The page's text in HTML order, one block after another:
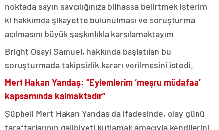
noktada sayın savcılığınıza bilhassa belirtmek isterim
ki hakkımda şikayette bulunulması ve soruşturma
açılmasını büyük şaşkınlıkla karşılamaktayım.
Bright Osayi Samuel, hakkında başlatılan bu
soruşturmada takipsizlik kararı verilmesini istedi.
Mert Hakan Yandaş: “Eylemlerim ‘meşru müdafaa’
kapsamında kalmaktadır”
Şüpheli Mert Hakan Yandaş da ifadesinde, olay günü
taraftarlarının galibiyeti kutlamak amacıyla kendilerini